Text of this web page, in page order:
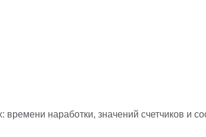
наработки, значений счетчиков и